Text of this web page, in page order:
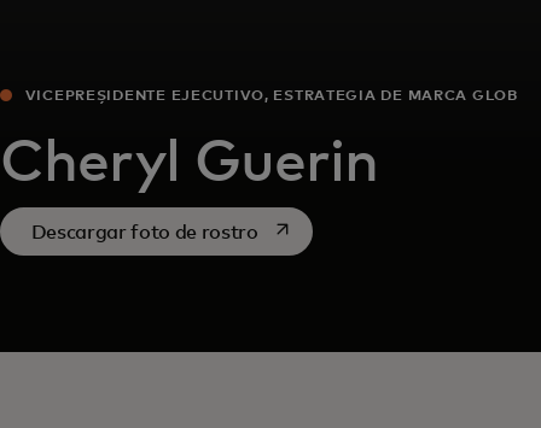
VICEPRESIDENTE EJECUTIVO, ESTRATEGIA DE MARCA GLOBAL
Cheryl Guerin
Descargar foto de rostrose abre en una pestaña nueva